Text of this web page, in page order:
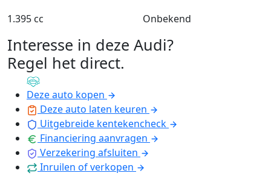
1.395 cc
Onbekend
Interesse in deze Audi?
Regel het direct.
Deze auto kopen
Deze auto laten keuren
Uitgebreide kentekencheck
Financiering aanvragen
Verzekering afsluiten
Inruilen of verkopen